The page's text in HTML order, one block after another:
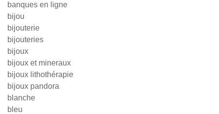
banques en ligne
bijou
bijouterie
bijouteries
bijoux
bijoux et mineraux
bijoux lithothérapie
bijoux pandora
blanche
bleu